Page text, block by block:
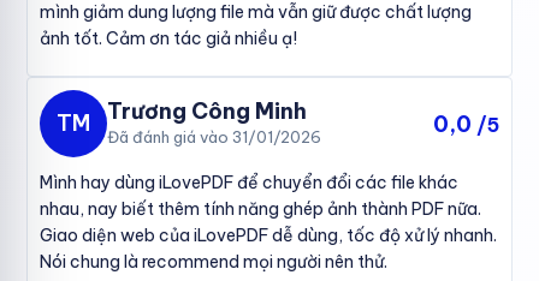
mình giảm dung lượng file mà vẫn giữ được chất lượng
ảnh tốt. Cảm ơn tác giả nhiều ạ!
TM Trương Công Minh
Đã đánh giá vào 31/01/2026 0,0 /5
Mình hay dùng iLovePDF để chuyển đổi các file khác
nhau, nay biết thêm tính năng ghép ảnh thành PDF nữa.
Giao diện web của iLovePDF dễ dùng, tốc độ xử lý nhanh.
Nói chung là recommend mọi người nên thử.